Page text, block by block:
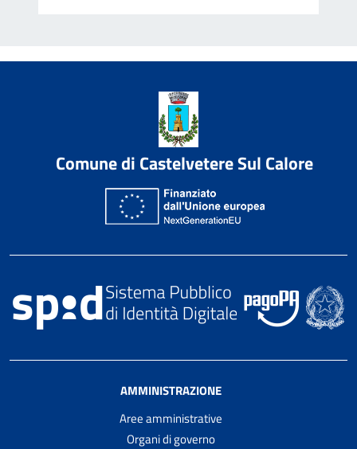
Comune di Castelvetere Sul Calore
AMMINISTRAZIONE
Aree amministrative
Organi di governo